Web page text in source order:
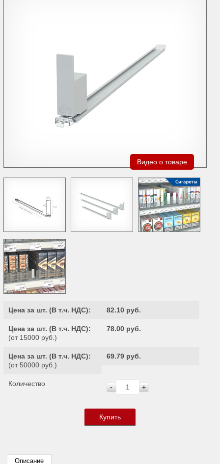
Видео о товаре
Цена за шт. (В т.ч. НДС): 82.10 руб.
Цена за шт. (В т.ч. НДС):
(от 15000 руб.)
78.00 руб.
Цена за шт. (В т.ч. НДС):
(от 50000 руб.)
69.79 руб.
Количество - +
Купить
Описание